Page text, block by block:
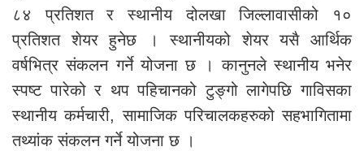
८४ प्रतिशत र स्थानीय दोलखा जिल्लावासीको १०
प्रतिशत शेयर हुनेछ । स्थानीयको शेयर यसै आर्थिक
वर्षभित्र संकलन गर्ने योजना छ । कानुनले स्थानीय भनेर
स्पष्ट पारेको र थप पहिचानको टुङ्गो लागेपछि गाविसका
स्थानीय कर्मचारी, सामाजिक परिचालकहरुको सहभागितामा
तथ्यांक संकलन गर्ने योजना छ ।